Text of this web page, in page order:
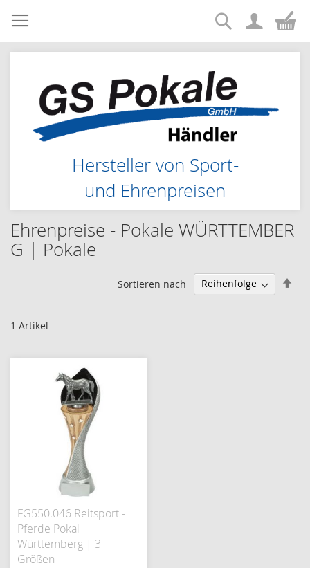
Zum
Inhalt
springen
Hersteller von Sport-
und Ehrenpreisen
Suche
Ehrenpreise - Pokale WÜRTTEMBER
G | Pokale
1 Artikel
Sortieren nach
FG550.046 Reitsport -
Pferde Pokal
Württemberg | 3
Größen